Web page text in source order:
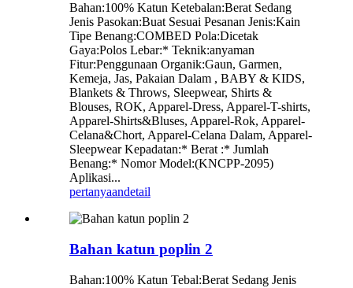
Bahan:100% Katun Ketebalan:Berat Sedang
Jenis Pasokan:Buat Sesuai Pesanan Jenis:Kain
Tipe Benang:COMBED Pola:Dicetak
Gaya:Polos Lebar:* Teknik:anyaman
Fitur:Penggunaan Organik:Gaun, Garmen,
Kemeja, Jas, Pakaian Dalam , BABY & KIDS,
Blankets & Throws, Sleepwear, Shirts &
Blouses, ROK, Apparel-Dress, Apparel-T-shirts,
Apparel-Shirts&Bluses, Apparel-Rok, Apparel-
Celana&Chort, Apparel-Celana Dalam, Apparel-
Sleepwear Kepadatan:* Berat :* Jumlah
Benang:* Nomor Model:(KNCPP-2095)
Aplikasi...
pertanyaandetail
Bahan katun poplin 2
Bahan:100% Katun Tebal:Berat Sedang Jenis